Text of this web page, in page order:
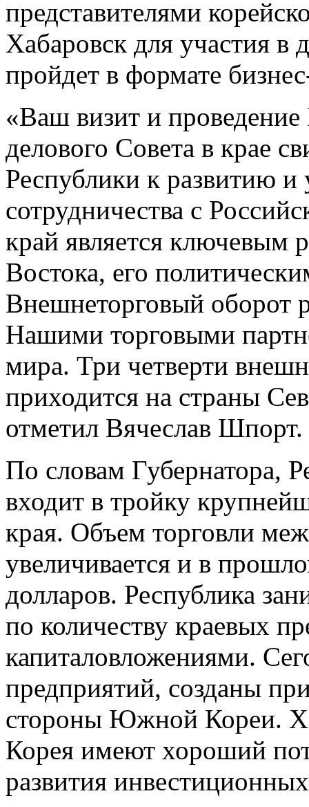
представителями
Хабаровск для участия в
пройдет в формате
«Ваш визит и проведение
делового Совета в крае
Республики к развитию
сотрудничества с
край является ключевым
Востока, его
Внешнеторговый оборот
Нашими торговыми
мира. Три четверти
приходится на страны
отметил Вячеслав Шпорт.
По словам Губернатора,
входит в тройку
края. Объем торговли
увеличивается и в
долларов. Республика
по количеству краевых
капиталовложениями.
предприятий, созданы
стороны Южной Кореи.
Корея имеют хороший
развития